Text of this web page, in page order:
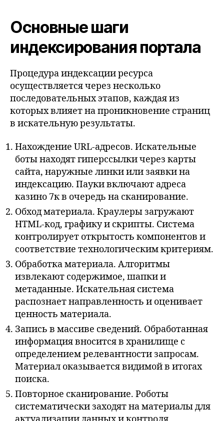
Основные шаги
индексирования портала
Процедура индексации ресурса
осуществляется через несколько
последовательных этапов, каждая из
которых влияет на проникновение страниц
в искательную результаты.
Нахождение URL-адресов. Искательные
боты находят гиперссылки через карты
сайта, наружные линки или заявки на
индексацию. Пауки включают адреса
казино 7к в очередь на сканирование.
Обход материала. Краулеры загружают
HTML-код, графику и скрипты. Система
контролирует открытость компонентов и
соответствие технологическим критериям.
Обработка материала. Алгоритмы
извлекают содержимое, шапки и
метаданные. Искательная система
распознает направленность и оценивает
ценность материала.
Запись в массиве сведений. Обработанная
информация вносится в хранилище с
определением релевантности запросам.
Материал оказывается видимой в итогах
поиска.
Повторное сканирование. Роботы
систематически заходят на материалы для